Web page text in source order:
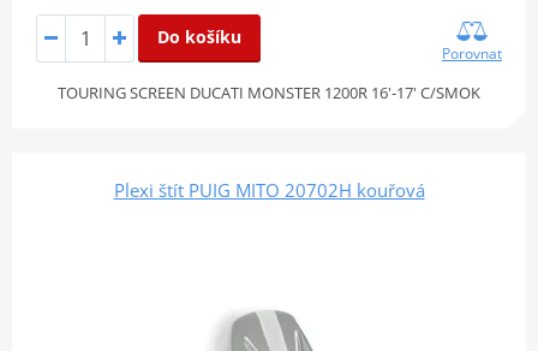
Do košíku
Porovnat
TOURING SCREEN DUCATI MONSTER 1200R 16'-17' C/SMOK
Plexi štít PUIG MITO 20702H kouřová